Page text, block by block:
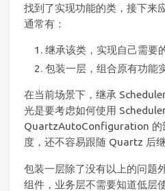
找到了实现功能的类，接下来
通常有：
继承该类，实现自己需要
包装一层，组合原有功能
在当前场景下，继承
光是要考虑如何使用
QuartzAutoConfiguration 的
度，还不容易跟随 Quartz 后继
包装一层除了没有以上的问题
组件，业务层不需要知道低层